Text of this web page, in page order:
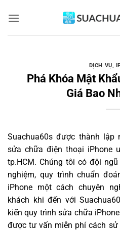
qua
DỊCH VỤ,
Phá Khóa Mật
Giá Bao
Suachua60s được thành lập
sửa chữa điện thoại iPhone
tp.HCM. Chúng tôi có đội
nghiệm, quy trình chuẩn
iPhone một cách chuyên
khách khi đến với
kiến quy trình sửa chữa
được tư vấn miễn phí cách